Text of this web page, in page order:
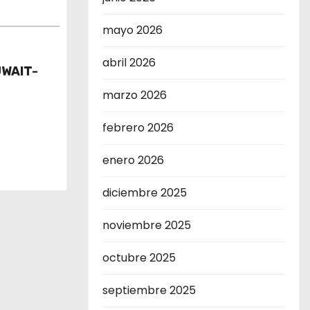
mayo 2026
abril 2026
marzo 2026
febrero 2026
enero 2026
diciembre 2025
noviembre 2025
octubre 2025
septiembre 2025